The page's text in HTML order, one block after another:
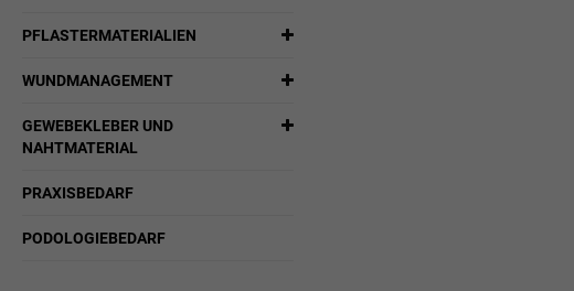
PFLASTERMATERIALIEN
WUNDMANAGEMENT
GEWEBEKLEBER UND
NAHTMATERIAL
PRAXISBEDARF
PODOLOGIEBEDARF